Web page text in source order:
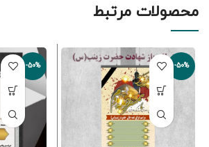
محصولات مرتبط
-50%
-50%